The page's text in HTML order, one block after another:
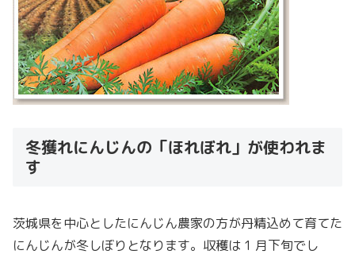
冬獲れにんじんの「ほれぼれ」が使われま
す
茨城県を中心としたにんじん農家の方が丹精込めて育てた
にんじんが冬しぼりとなります。収穫は 1 月下旬でし